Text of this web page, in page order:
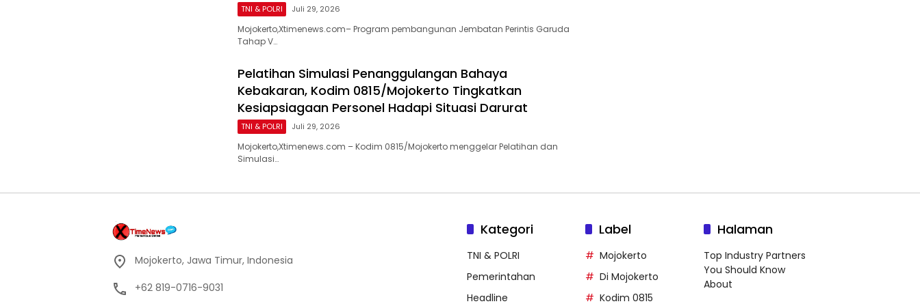
TNI & POLRI Juli 29, 2026
Mojokerto,Xtimenews.com– Program pembangunan Jembatan Perintis Garuda
Tahap V…
Pelatihan Simulasi Penanggulangan Bahaya
Kebakaran, Kodim 0815/Mojokerto Tingkatkan
Kesiapsiagaan Personel Hadapi Situasi Darurat
TNI & POLRI Juli 29, 2026
Mojokerto,Xtimenews.com – Kodim 0815/Mojokerto menggelar Pelatihan dan
Simulasi…
Mojokerto, Jawa Timur, Indonesia
+62 819-0716-9031
Kategori
TNI & POLRI
Pemerintahan
Headline
Label
Mojokerto
Di Mojokerto
Kodim 0815
Halaman
Top Industry Partners
You Should Know
About